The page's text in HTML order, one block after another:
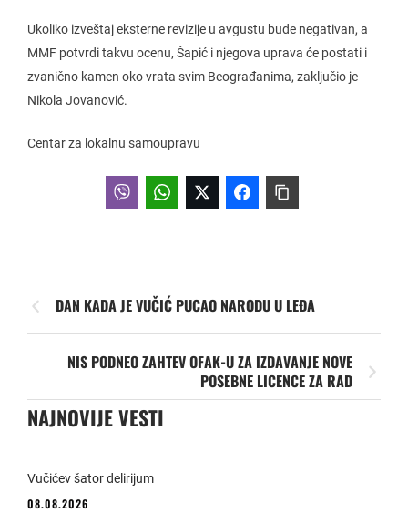
Ukoliko izveštaj eksterne revizije u avgustu bude negativan, a
MMF potvrdi takvu ocenu, Šapić i njegova uprava će postati i
zvanično kamen oko vrata svim Beograđanima, zaključio je
Nikola Jovanović.
Centar za lokalnu samoupravu
DAN KADA JE VUČIĆ PUCAO NARODU U LEĐA
NIS PODNEO ZAHTEV OFAK-U ZA IZDAVANJE NOVE
POSEBNE LICENCE ZA RAD
NAJNOVIJE VESTI
Vučićev šator delirijum
08.08.2026